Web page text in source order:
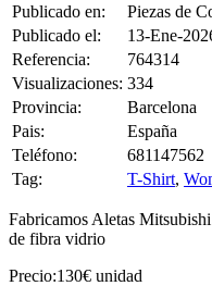
Publicado en:
Piezas de
Publicado el:
13-Ene-
Referencia:
764314
Visualizaciones: 334
Provincia:
Barcelona
Pais:
España
Teléfono:
681147562
Tag:
T-Shirt,
Fabricamos Aletas
de fibra vidrio
Precio:130€ unidad